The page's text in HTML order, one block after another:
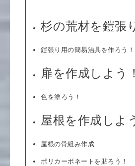
杉の荒材を鎧張
鎧張り用の簡易治具を作ろう！
扉を作成しよう！
色を塗ろう！
屋根を作成しよ
屋根の骨組み作成
ポリカーボネートを貼ろう！